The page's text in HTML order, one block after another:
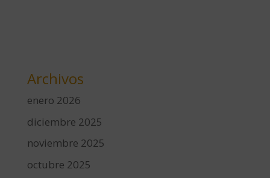
Archivos
enero 2026
diciembre 2025
noviembre 2025
octubre 2025